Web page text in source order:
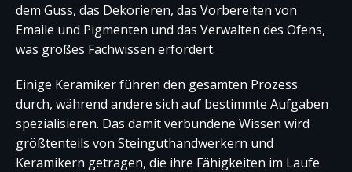
dem Guss, das Dekorieren, das Vorbereiten von
Emaile und Pigmenten und das Verwalten des Ofens,
was großes Fachwissen erfordert.
Einige Keramiker führen den gesamten Prozess
durch, während andere sich auf bestimmte Aufgaben
spezialisieren. Das damit verbundene Wissen wird
größtenteils von Steinguthandwerkern und
Keramikern getragen, die ihre Fähigkeiten im Laufe